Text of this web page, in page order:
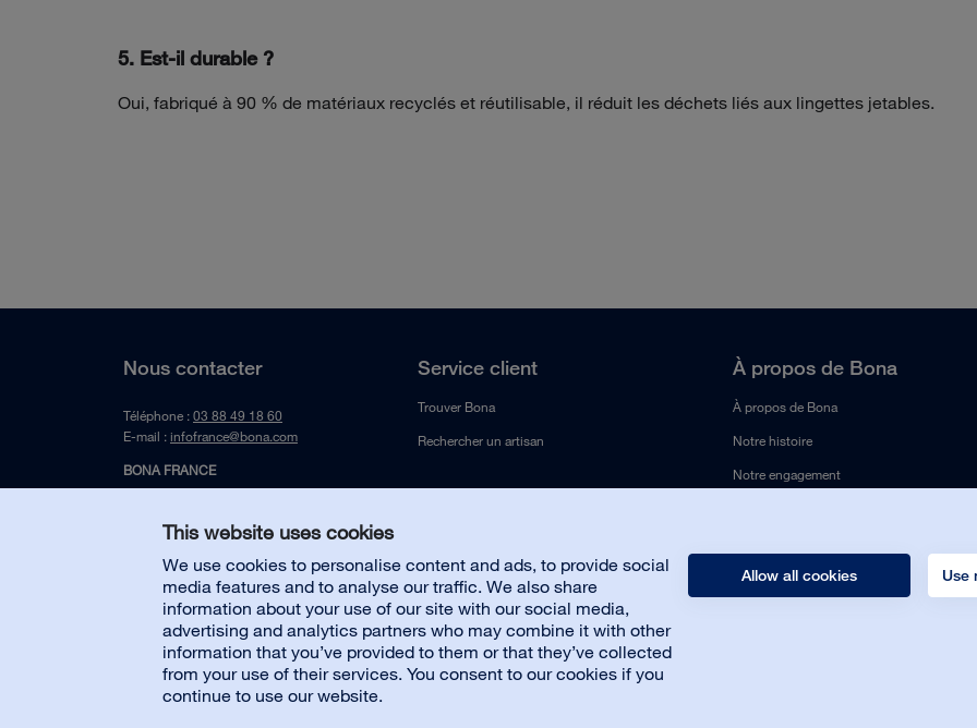
This website uses cookies
We use cookies to personalise content and ads, to provide social
media features and to analyse our traffic. We also share
information about your use of our site with our social media,
advertising and analytics partners who may combine it with other
information that you’ve provided to them or that they’ve collected
from your use of their services. You consent to our cookies if you
continue to use our website.
Allow all cookies Use
5. Est-il durable ?
Oui, fabriqué à 90 % de matériaux recyclés et réutilisable, il réduit les déchets liés aux lingettes jetables.
Nous contacter
Téléphone :03 88 49 18 60
E-mail : infofrance@bona.com
BONA FRANCE
13 rue du Wiesel
67118 GEISPOLSHEIM
Service client
Trouver Bona
Rechercher un artisan
À propos de Bona
À propos de Bona
Notre histoire
Notre engagement
Presse et Média
© Bona AB Mentions légales Politique de confidentialité